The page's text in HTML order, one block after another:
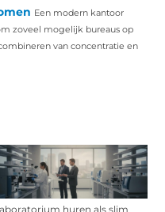
huren als slim
Een modern kantoor
zoveel mogelijk bureaus op
van concentratie en